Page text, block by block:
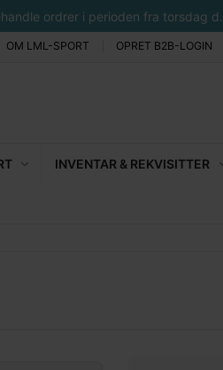
ordrer i perioden fra torsdag
OM LML-SPORT OPRET B2B-LOGIN
INVENTAR & REKVISITTER